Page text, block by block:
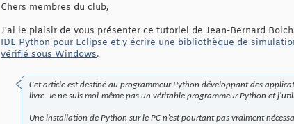
Chers membres du club,
J'ai le plaisir de vous présenter ce tutoriel de Jean-Bernard
IDE Python pour Eclipse et y écrire une bibliothèque de
vérifié sous Windows.
Cet article est destiné au programmeur Python développant des
livre. Je ne suis moi-même pas un véritable programmeur Python et
Une installation de Python sur le PC n’est pourtant pas vraiment